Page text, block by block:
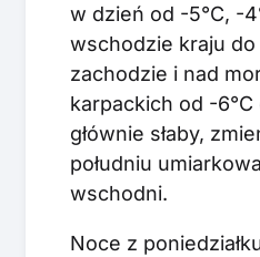
w dzień od -5°C, -
wschodzie kraju do
zachodzie i nad
karpackich od -6°C
głównie słaby,
południu
wschodni.
Noce z